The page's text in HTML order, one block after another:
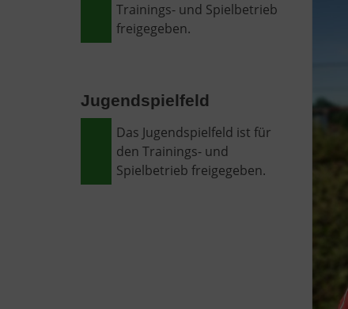
Trainings- und Spielbetrieb
freigegeben.
Jugendspielfeld
Das Jugendspielfeld ist für
den Trainings- und
Spielbetrieb freigegeben.